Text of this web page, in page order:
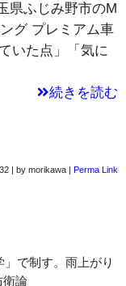
県ふじみ野市のM
グ プレミアム車
いた点」「気に
続きを読む
by morikawa Perma Link
」で制す。雨上がり
衛論